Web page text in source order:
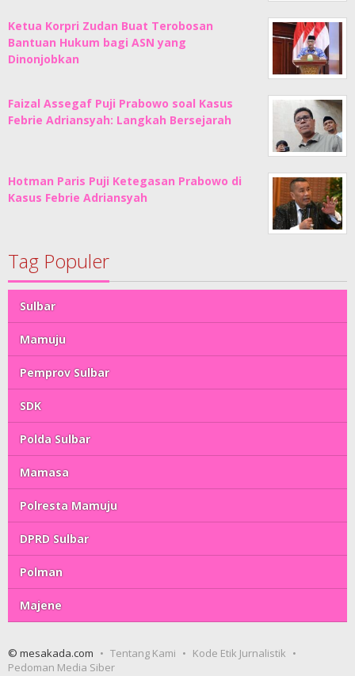
Ketua Korpri Zudan Buat Terobosan
Bantuan Hukum bagi ASN yang
Dinonjobkan
Faizal Assegaf Puji Prabowo soal Kasus
Febrie Adriansyah: Langkah Bersejarah
Hotman Paris Puji Ketegasan Prabowo di
Kasus Febrie Adriansyah
Tag Populer
Sulbar
Mamuju
Pemprov Sulbar
SDK
Polda Sulbar
Mamasa
Polresta Mamuju
DPRD Sulbar
Polman
Majene
© mesakada.com Tentang Kami
Kode Etik Jurnalistik
Pedoman Media Siber